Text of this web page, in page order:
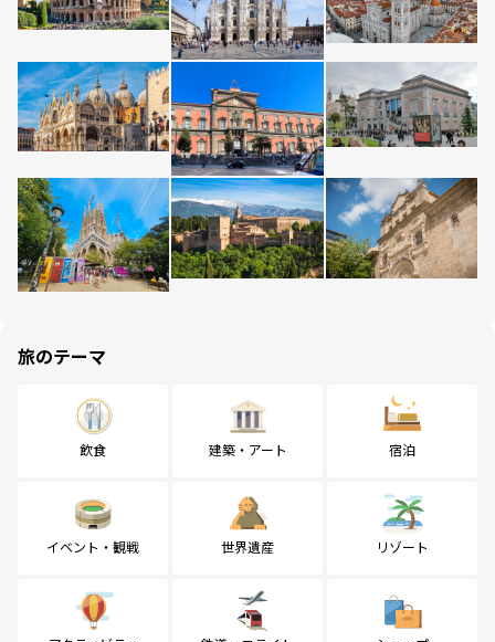
旅のテーマ
飲食 建築・アート 宿泊
イベント・観戦 世界遺産 リゾート